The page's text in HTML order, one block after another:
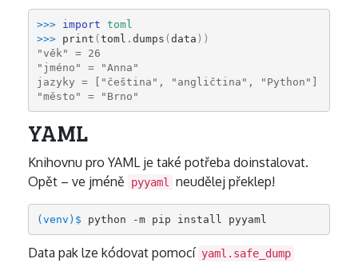
>>> import toml
>>> print (toml . dumps (data ))
"věk" = 26
"jméno" = "Anna"
jazyky = ["čeština", "angličtina", "Python"]
"město" = "Brno"
YAML
Knihovnu pro YAML je také potřeba doinstalovat.
Opět – ve jméně
pyyaml neudělej překlep!
(venv) $
Data pak lze kódovat pomocí yaml.safe_dump